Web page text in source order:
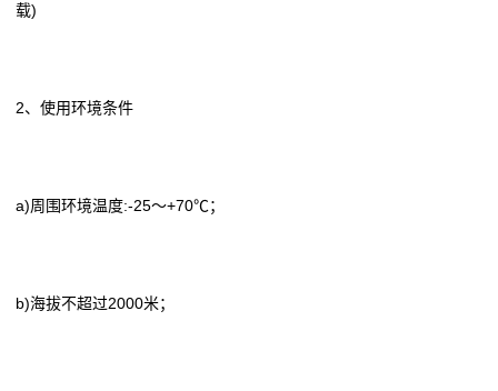
载)
2、使用环境条件
a)周围环境温度:-25～+70℃；
b)海拔不超过2000米；